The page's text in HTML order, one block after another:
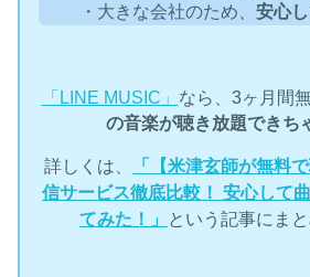
・大きな会社のため、 安心
「LINE MUSIC」 なら、3ヶ月間
の音楽が聴き放題できち
詳しくは、
「【米津玄師が無料
信サービス徹底比較！ 安心して
てみた！」
という記事にま